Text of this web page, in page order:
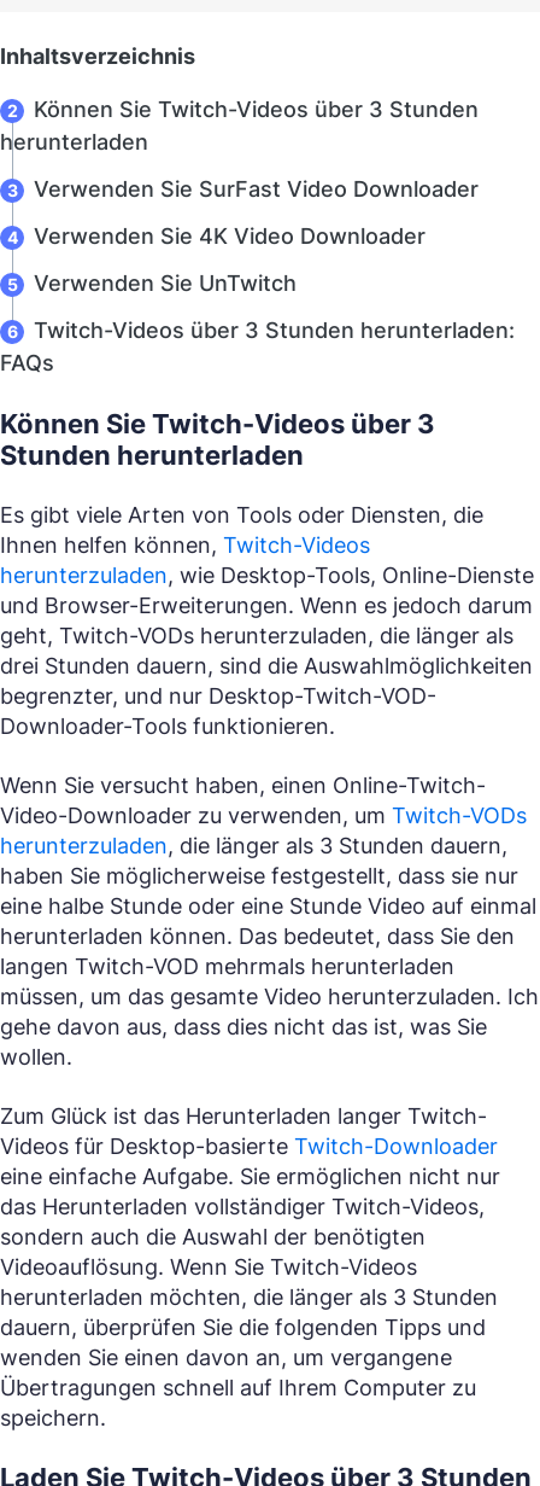
Inhaltsverzeichnis
Können Sie Twitch-Videos über 3 Stunden
herunterladen
Verwenden Sie SurFast Video Downloader
Verwenden Sie 4K Video Downloader
Verwenden Sie UnTwitch
Twitch-Videos über 3 Stunden herunterladen:
FAQs
Können Sie Twitch-Videos über 3
Stunden herunterladen
Es gibt viele Arten von Tools oder Diensten, die
Ihnen helfen können, Twitch-Videos
herunterzuladen, wie Desktop-Tools, Online-Dienste
und Browser-Erweiterungen. Wenn es jedoch darum
geht, Twitch-VODs herunterzuladen, die länger als
drei Stunden dauern, sind die Auswahlmöglichkeiten
begrenzter, und nur Desktop-Twitch-VOD-
Downloader-Tools funktionieren.
Wenn Sie versucht haben, einen Online-Twitch-
Video-Downloader zu verwenden, um Twitch-VODs
herunterzuladen, die länger als 3 Stunden dauern,
haben Sie möglicherweise festgestellt, dass sie nur
eine halbe Stunde oder eine Stunde Video auf einmal
herunterladen können. Das bedeutet, dass Sie den
langen Twitch-VOD mehrmals herunterladen
müssen, um das gesamte Video herunterzuladen. Ich
gehe davon aus, dass dies nicht das ist, was Sie
wollen.
Zum Glück ist das Herunterladen langer Twitch-
Videos für Desktop-basierte Twitch-Downloader
eine einfache Aufgabe. Sie ermöglichen nicht nur
das Herunterladen vollständiger Twitch-Videos,
sondern auch die Auswahl der benötigten
Videoauflösung. Wenn Sie Twitch-Videos
herunterladen möchten, die länger als 3 Stunden
dauern, überprüfen Sie die folgenden Tipps und
wenden Sie einen davon an, um vergangene
Übertragungen schnell auf Ihrem Computer zu
speichern.
Laden Sie Twitch-Videos über 3 Stunden